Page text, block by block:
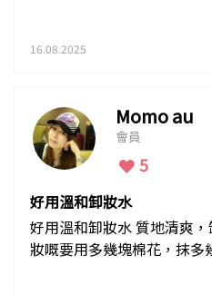
16.08.2025
Momo au
會員
5
好用溫和卸妝水
好用溫和卸妝水 質地清爽
妝嘅要用多幾塊棉花，抹多